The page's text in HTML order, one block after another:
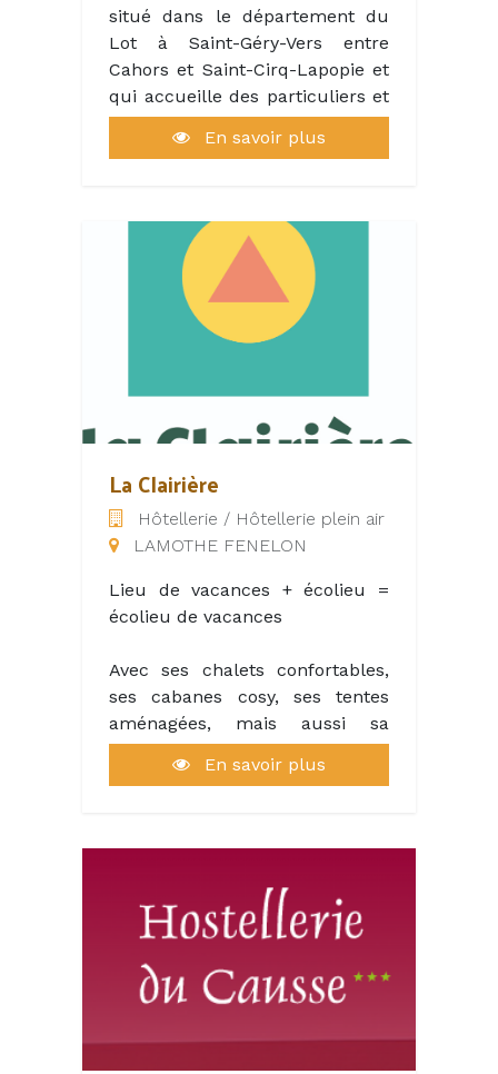
situé dans le département du
Lot à Saint-Géry-Vers entre
Cahors et Saint-Cirq-Lapopie et
qui accueille des particuliers et
des groupes depuis 1979.
Une équipe dynamique de 10
personnes en Juillet et Août.
Nous disposons de 20 hectares
de terrain sur lesquels sont
répartis 95 logements, des
terrains sportifs et des
bonne humeur sont les maitres
mots du Domaine du Mas de
client au coeur de son
développement d’où notre
slogan « Le Bonheur de vous
En savoir plus
La Clairière
Hôtellerie / Hôtellerie plein air
LAMOTHE FENELON
Lieu de vacances + écolieu =
écolieu de vacances
Avec ses chalets confortables,
ses cabanes cosy, ses tentes
aménagées, mais aussi sa
guinguette, sa piscine, ses
animations, la Clairière, c’est
camping nature dordogne
ecologique ecoresponsable
Vivre ses vacances en
En savoir plus